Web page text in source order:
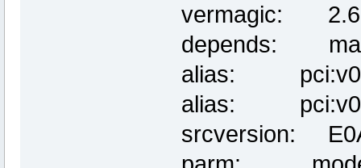
vermagic:
depends:
alias:
alias:
srcversion: